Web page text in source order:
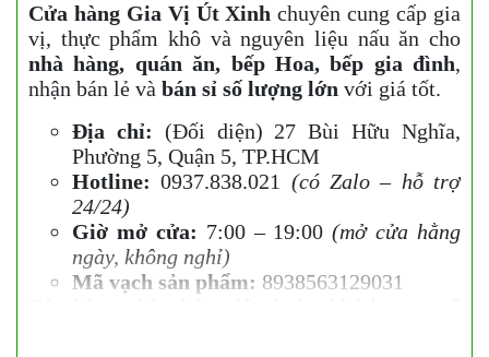
Cửa hàng Gia Vị Út Xinh chuyên cung cấp gia
vị, thực phẩm khô và nguyên liệu nấu ăn cho
nhà hàng, quán ăn, bếp Hoa, bếp gia đình,
nhận bán lẻ và bán sỉ số lượng lớn với giá tốt.
Địa chỉ: (Đối diện) 27 Bùi Hữu Nghĩa,
Phường 5, Quận 5, TP.HCM
Hotline: 0937.838.021 (có Zalo – hỗ trợ
24/24)
Giờ mở cửa: 7:00 – 19:00(mở cửa hằng
ngày, không nghỉ)
Mã vạch sản phẩm: 8938563129031